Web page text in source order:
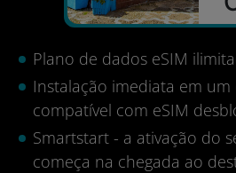
Plano de dados eSIM
Instalação imediata em um
compatível com eSIM
Smartstart - a ativação do
começa na chegada ao